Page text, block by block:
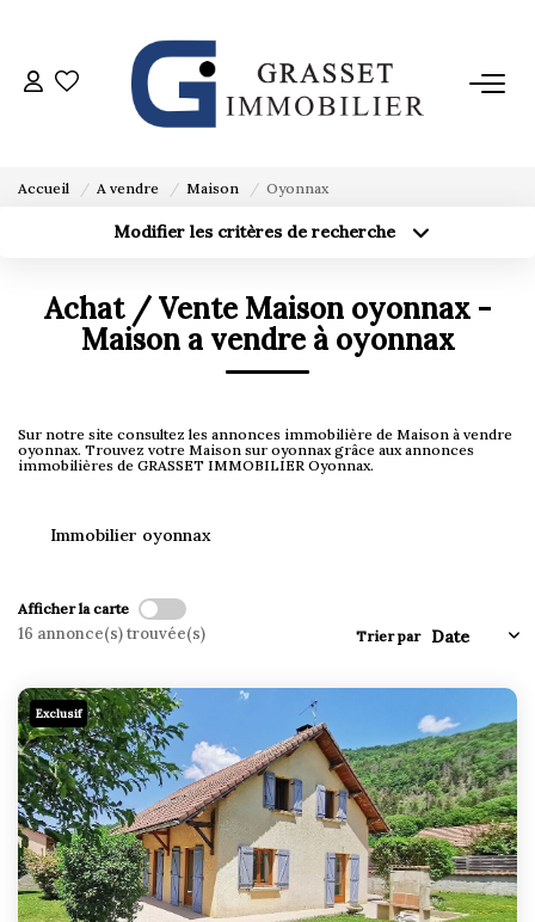
ACHETER
VENDRE
L'AGENCE
CONTACT
Accueil A vendre Maison Oyonnax
Modifier les critères de recherche
Surface min Budget max
Achat / Vente Maison oyonnax -
Maison a vendre à oyonnax
Sur notre site consultez les annonces immobilière de Maison à vendre
oyonnax. Trouvez votre Maison sur oyonnax grâce aux annonces
immobilières de GRASSET IMMOBILIER Oyonnax.
Immobilier oyonnax
Afficher la carte
16 annonce(s) trouvée(s) Trier par
Exclusif